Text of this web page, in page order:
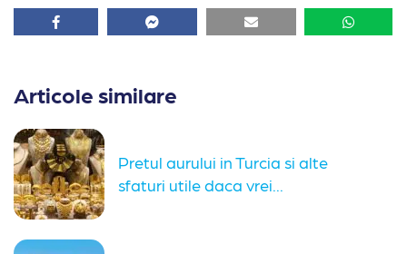
Facebook Facebook Email
Articole similare
Pretul aurului in Turcia si alte
sfaturi utile daca vrei...